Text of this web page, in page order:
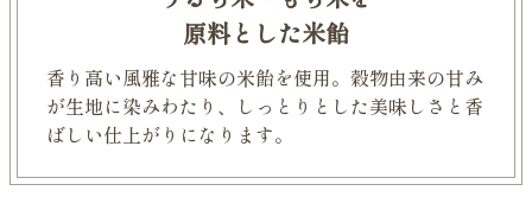
原料とした米飴
香り高い風雅な甘味の米飴を使用。穀物由来の甘み
が生地に染みわたり、しっとりとした美味しさと香
ばしい仕上がりになります。